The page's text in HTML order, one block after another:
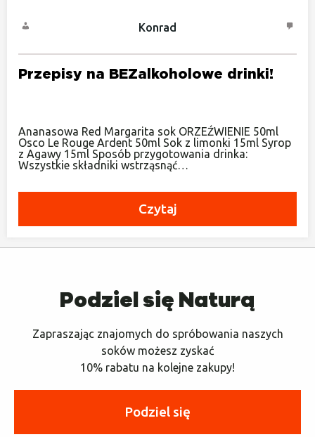
Konrad
Przepisy na BEZalkoholowe drinki!
Ananasowa Red Margarita sok ORZEŹWIENIE 50ml
Osco Le Rouge Ardent 50ml Sok z limonki 15ml Syrop
z Agawy 15ml Sposób przygotowania drinka:
Wszystkie składniki wstrząsnąć…
Czytaj
Podziel się Naturą
Zapraszając znajomych do spróbowania naszych
soków możesz zyskać
10% rabatu na kolejne zakupy!
Podziel się